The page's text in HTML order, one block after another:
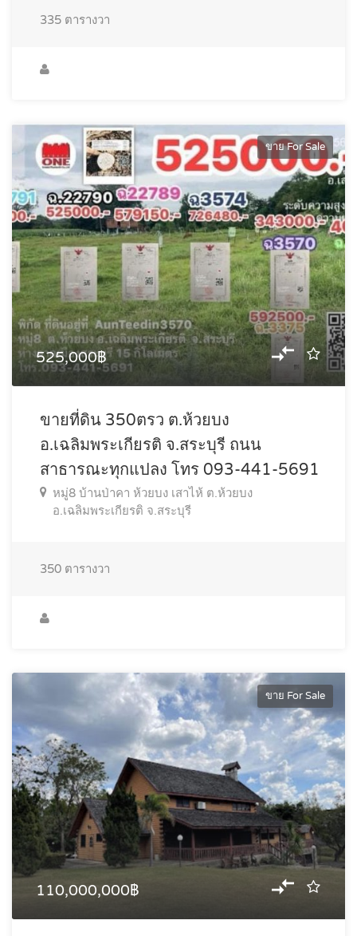
335 ตารางวา
ขาย For Sale
525,000฿
ขายที่ดิน 350ตรว ต.ห้วยบง
อ.เฉลิมพระเกียรติ จ.สระบุรี ถนน
สาธารณะทุกแปลง โทร 093-441-5691
หมู่8 บ้านป่าคา ห้วยบง เสาไห้ ต.ห้วยบง
อ.เฉลิมพระเกียรติ จ.สระบุรี
350 ตารางวา
ขาย For Sale
110,000,000฿